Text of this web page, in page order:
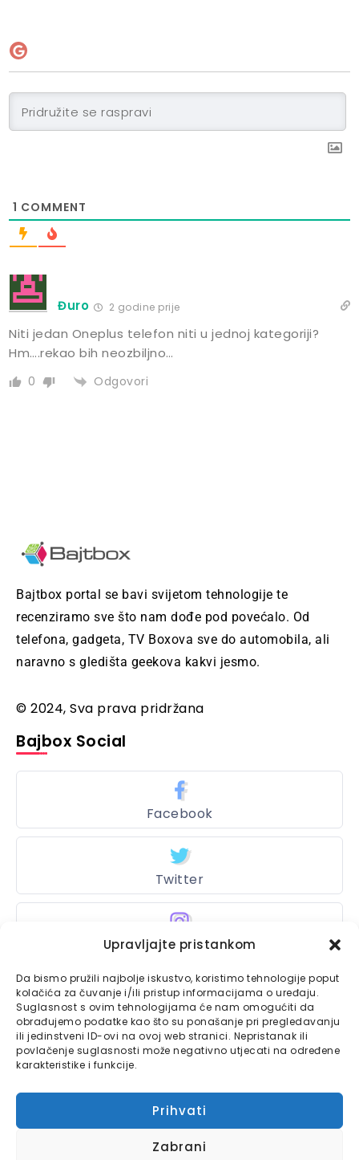
Upravljajte pristankom
Da bismo pružili najbolje iskustvo, koristimo tehnologije poput
kolačića za čuvanje i/ili pristup informacijama o uređaju.
Suglasnost s ovim tehnologijama će nam omogućiti da
obrađujemo podatke kao što su ponašanje pri pregledavanju
ili jedinstveni ID-ovi na ovoj web stranici. Nepristanak ili
povlačenje suglasnosti može negativno utjecati na određene
karakteristike i funkcije.
Prihvati
Zabrani
1 COMMENT
Đuro 2 godine prije
Niti jedan Oneplus telefon niti u jednoj kategoriji?
Hm….rekao bih neozbiljno…
0 Odgovori
Bajtbox portal se bavi svijetom tehnologije te
recenziramo sve što nam dođe pod povećalo. Od
telefona, gadgeta, TV Boxova sve do automobila, ali
naravno s gledišta geekova kakvi jesmo.
© 2024, Sva prava pridržana
Bajbox Social
Facebook
Twitter
Instagram
Bajtbox
Linkovi
Kontaktirajte nas
Impressum
Bajtbox koristi
usluge.